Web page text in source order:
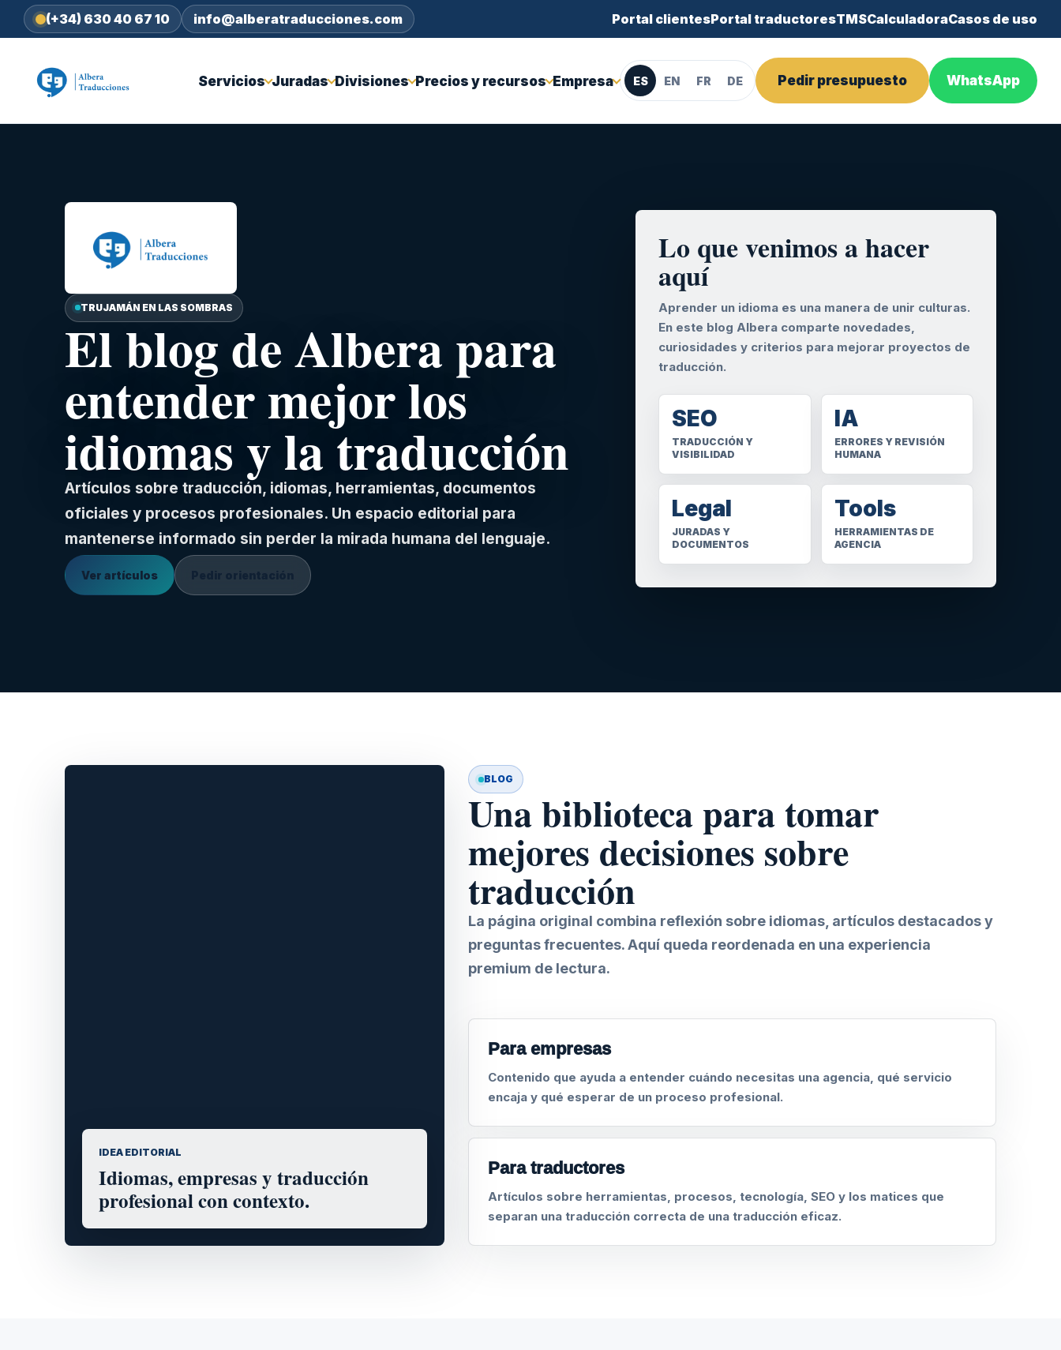
(+34) 630 40 67 10 info@alberatraducciones.com Portal clientesPortal traductoresTMSCalculadoraCasos de uso
Servicios Juradas Divisiones Precios y recursos Empresa ES EN FR DE Pedir presupuesto WhatsApp
TRUJAMÁN EN LAS SOMBRAS
El blog de Albera para
entender mejor los
idiomas y la traducción
Artículos sobre traducción, idiomas, herramientas, documentos
oficiales y procesos profesionales. Un espacio editorial para
mantenerse informado sin perder la mirada humana del lenguaje.
Ver artículos
Lo que venimos a hacer
aquí
Aprender un idioma es una manera de unir culturas.
En este blog Albera comparte novedades,
curiosidades y criterios para mejorar proyectos de
traducción.
SEO
TRADUCCIÓN Y
VISIBILIDAD
IA
ERRORES Y REVISIÓN
HUMANA
Legal
JURADAS Y
DOCUMENTOS
Tools
HERRAMIENTAS DE
AGENCIA
IDEA EDITORIAL
Idiomas, empresas y traducción
profesional con contexto.
BLOG
Una biblioteca para tomar
mejores decisiones sobre
traducción
La página original combina reflexión sobre idiomas, artículos destacados y
preguntas frecuentes. Aquí queda reordenada en una experiencia
premium de lectura.
Para empresas
Contenido que ayuda a entender cuándo necesitas una agencia, qué servicio
encaja y qué esperar de un proceso profesional.
Para traductores
Artículos sobre herramientas, procesos, tecnología, SEO y los matices que
separan una traducción correcta de una traducción eficaz.